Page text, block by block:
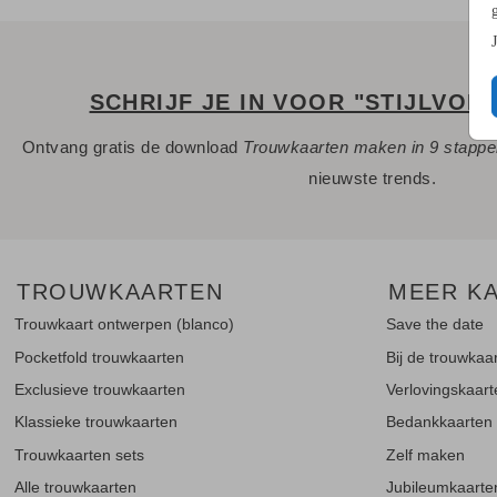
SCHRIJF JE IN VOOR
Ontvang gratis de download Trouwkaarten maken in 9
nieuwste trends.
TROUWKAARTEN
Trouwkaart ontwerpen (blanco)
Pocketfold trouwkaarten
Exclusieve trouwkaarten
Klassieke trouwkaarten
Trouwkaarten sets
Alle trouwkaarten
MEER
Save the date
Bij de
Bedankkaarten
Zelf maken